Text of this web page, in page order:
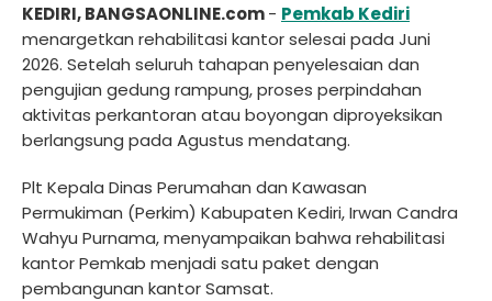
KEDIRI, BANGSAONLINE.com- Pemkab Kediri
menargetkan rehabilitasi kantor selesai pada Juni
2026. Setelah seluruh tahapan penyelesaian dan
pengujian gedung rampung, proses perpindahan
aktivitas perkantoran atau boyongan diproyeksikan
berlangsung pada Agustus mendatang.
Plt Kepala Dinas Perumahan dan Kawasan
Permukiman (Perkim) Kabupaten Kediri, Irwan Candra
Wahyu Purnama, menyampaikan bahwa rehabilitasi
kantor Pemkab menjadi satu paket dengan
pembangunan kantor Samsat.